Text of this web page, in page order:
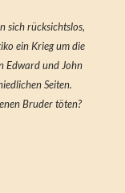
sich rücksichtslos,
ein Krieg um die
Edward und John
Seiten.
Bruder töten?